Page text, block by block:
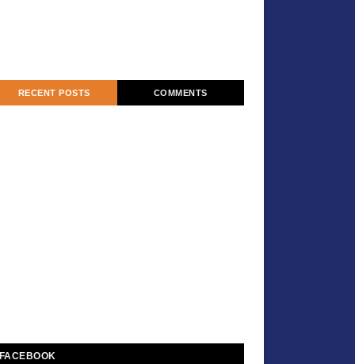
RECENT POSTS COMMENTS
FACEBOOK